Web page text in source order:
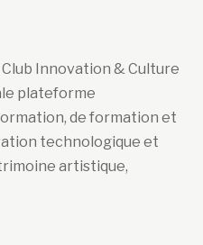
Innovation & Culture
plateforme
de formation et
technologique et
artistique,